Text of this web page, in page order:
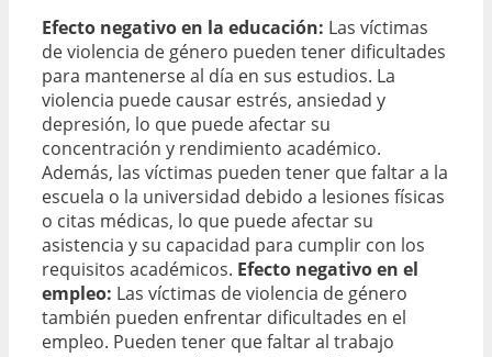
Efecto negativo en la educación: Las víctimas
de violencia de género pueden tener dificultades
para mantenerse al día en sus estudios. La
violencia puede causar estrés, ansiedad y
depresión, lo que puede afectar su
concentración y rendimiento académico.
Además, las víctimas pueden tener que faltar a la
escuela o la universidad debido a lesiones físicas
o citas médicas, lo que puede afectar su
asistencia y su capacidad para cumplir con los
requisitos académicos. Efecto negativo en el
empleo: Las víctimas de violencia de género
también pueden enfrentar dificultades en el
empleo. Pueden tener que faltar al trabajo